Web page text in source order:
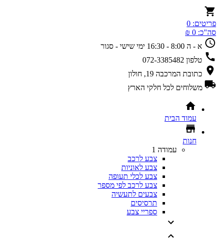
פריטים: 0
סה"כ: 0 ₪
א - ה 8:00 - 16:30
ימי שישי - סגור
טלפון 072-3385482
כתובת המרכבה 19, חולון
משלוחים לכל חלקי הארץ
עמוד הבית
חנות
עמודה 1
צבע לרכב
צבע לאוניות
צבע לכלי תעופה
צבע לרכב לפי מספר
צבעים לתעשיה
תרסיסים
ספריי צבע